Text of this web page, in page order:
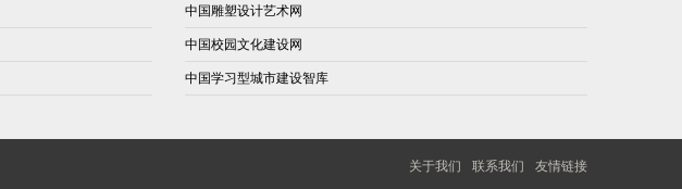
中国雕塑设计艺术网
中国校园文化建设网
中国学习型城市建设智库
关于我们 联系我们 友情链接